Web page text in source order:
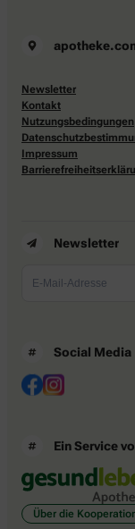
Newsletter
Kontakt
Nutzungsbedingungen
Impressum
Newsletter
Social Media
Ein Service
Über die